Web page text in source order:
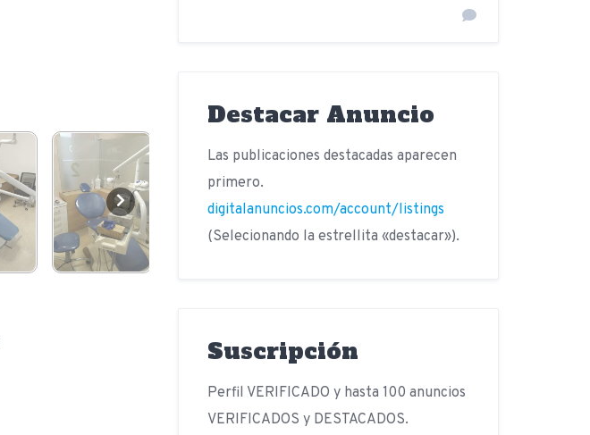
Destacar Anuncio
Las publicaciones destacadas aparecen
primero.
digitalanuncios.com/account/listings
(Selecionando la estrellita «destacar»).
Suscripción
Perfil VERIFICADO y hasta 100 anuncios
VERIFICADOS y DESTACADOS.